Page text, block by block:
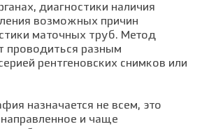
диагностики наличия
возможных причин
маточных труб. Метод
проводиться разным
рентгеновских снимков или
назначается не всем, это
и чаще